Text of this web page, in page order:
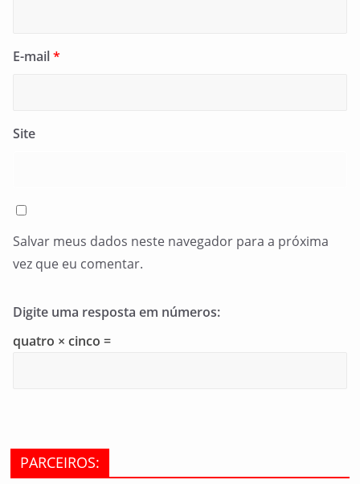
E-mail*
Site
Salvar meus dados neste navegador para a próxima
vez que eu comentar.
Digite uma resposta em números:
quatro × cinco =
PARCEIROS: